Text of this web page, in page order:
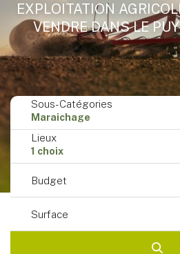
EXPLOITATION
VENDRE DANS LE
Sous-Catégories
Maraichage
Lieux
1 choix
Budget
Surface